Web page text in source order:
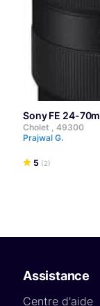
Sony FE 24-
Cholet , 49300
Prajwal G.
5 (2)
Assistance
Centre d'aide